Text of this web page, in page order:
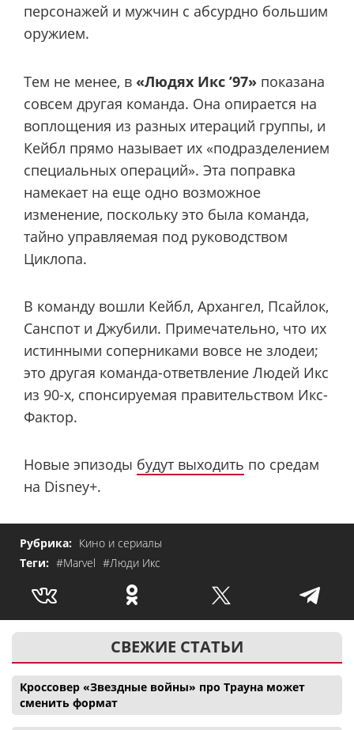
персонажей и мужчин с абсурдно большим
оружием.
Тем не менее, в «Людях Икс ’97» показана
совсем другая команда. Она опирается на
воплощения из разных итераций группы, и
Кейбл прямо называет их «подразделением
специальных операций». Эта поправка
намекает на еще одно возможное
изменение, поскольку это была команда,
тайно управляемая под руководством
Циклопа.
В команду вошли Кейбл, Архангел, Псайлок,
Санспот и Джубили. Примечательно, что их
истинными соперниками вовсе не злодеи;
это другая команда-ответвление Людей Икс
из 90-х, спонсируемая правительством Икс-
Фактор.
Новые эпизоды будут выходить по средам
на Disney+.
Рубрика: Кино и сериалы
Теги: #Marvel #Люди Икс
СВЕЖИЕ СТАТЬИ
Кроссовер «Звездные войны» про Трауна может
сменить формат